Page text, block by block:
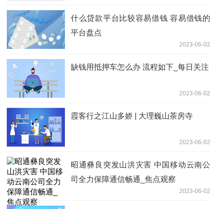
什么贷款平台比较容易借钱 容易借钱的
平台盘点
2023-06-02
缺钱用抵押车怎么办 流程如下_每日关注
2023-06-02
霞客行之江山多娇 | 大理巍山茶房寺
2023-06-02
昭通彝良突发山洪灾害 中国移动云南公
司全力保障通信畅通_焦点观察
2023-06-02